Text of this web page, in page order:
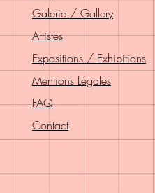
Galerie / Gallery
Artistes
Expositions / Exhibitions
Mentions Légales
FAQ
Contact